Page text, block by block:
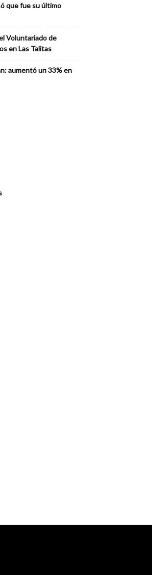
que fue su último
Voluntariado de
en Las Talitas
aumentó un 33% en